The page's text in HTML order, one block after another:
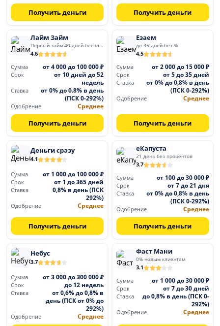
Получить деньги Получить деньги
Лайм Займ
Первый займ 40 дней бесплатно
4.6
Сумма
от 4 000 до 100 000 ₽
Срок
от 10 дней до 52
недель
Ставка
от 0% до 0.8% в день
(ПСК 0-292%)
Одобрение Среднее
Получить деньги
Езаем
до 35 дней без %
4.5
Сумма
от 2 000 до 15 000 ₽
Срок от 5 до 35 дней
Ставка
от 0% до 0,8% в день
(ПСК 0-292%)
Одобрение Среднее
Получить деньги
Деньги сразу
4.1
Сумма от 1 000 до 100 000 ₽
Срок от 1 до 365 дней
Ставка
0,8% в день (ПСК
292%)
Одобрение Среднее
Получить деньги
еКапуста
21 день без процентов
3.7
Сумма
от 100 до 30 000 ₽
Срок от 7 до 21 дня
Ставка
от 0% до 0,8% в день
(ПСК 0-292%)
Одобрение Среднее
Получить деньги
Небус
3.7
Сумма от 3 000 до 300 000 ₽
Срок до 12 недель
Ставка
от 0,6% до 0,8% в
день (ПСК от 0% до
292%)
Одобрение Среднее
Фаст Мани
0% новым клиентам
3.1
Сумма
от 1 000 до 30 000 ₽
Срок от 7 до 30 дней
Ставка
до 0,8% в день (ПСК 0-
292%)
Одобрение Среднее